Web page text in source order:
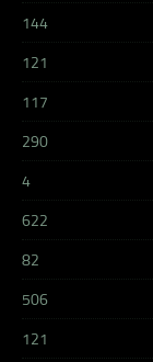
144
121
117
290
4
622
82
506
121